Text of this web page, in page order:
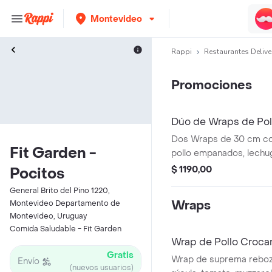
Montevideo
Fit Garden -
Pocitos
General Brito del Pino 1220,
Montevideo Departamento de
Montevideo, Uruguay
Comida Saludable - Fit Garden
Envío Gratis
(nuevos usuarios)
Rappi Restaurantes
Promociones
Dúo de Wraps de
Dos Wraps de 30 cm
pollo empanados,
zanahoria y alioli.
$ 1190,00
Wraps
Wrap de Pollo
Wrap de suprema